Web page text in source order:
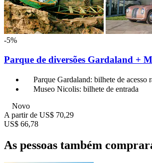
-5%
Parque de diversões Gardaland +
Parque Gardaland: bilhete de acesso
Museo Nicolis: bilhete de entrada
Novo
A partir de US$ 70,29
US$ 66,78
As pessoas também